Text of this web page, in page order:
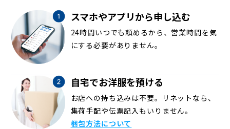
スマホやアプリから申し込む
24時間いつでも頼めるから、営業時間を気
にする必要がありません。
自宅でお洋服を預ける
お店への持ち込みは不要。リネットなら、
集荷手配や伝票記入もいりません。
梱包方法について